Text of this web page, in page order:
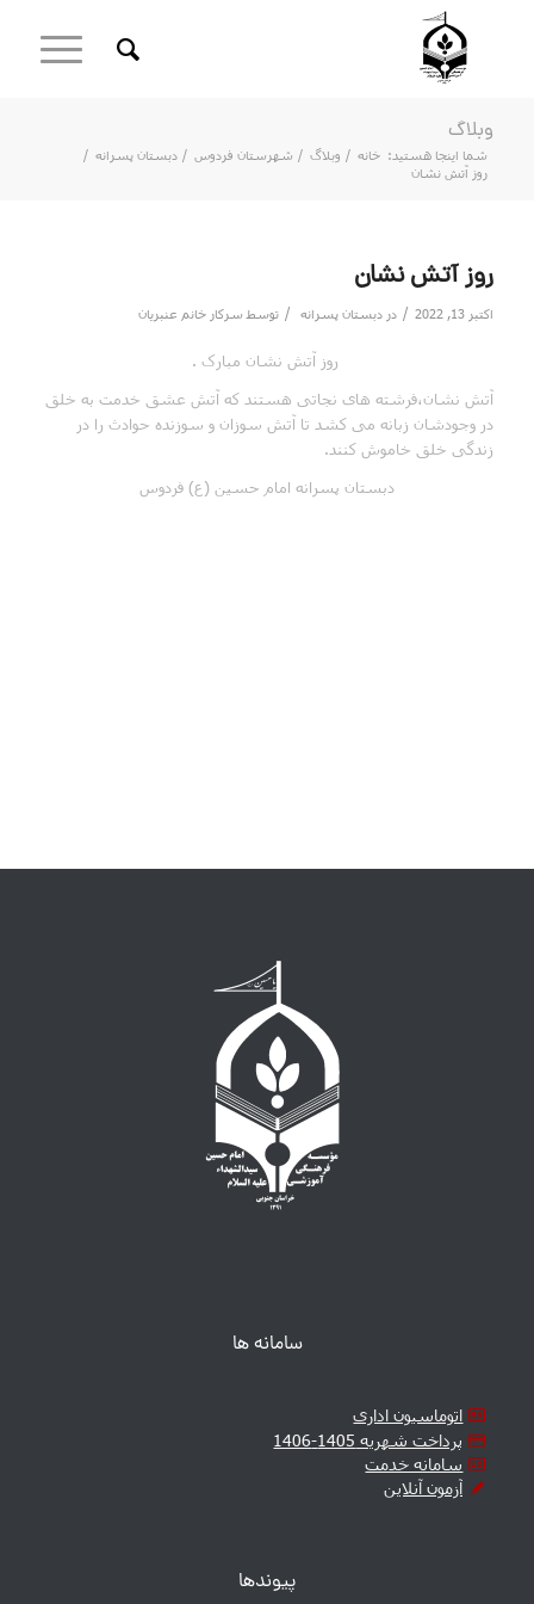
وبلاگ
شما اینجا هستید: خانه / وبلاگ / شهرستان فردوس / دبستان پسرانه /
روز آتش نشان
روز آتش نشان
اکتبر 13, 2022 / در دبستان پسرانه / توسط سرکار خانم عنبریان
روز آتش نشان مبارک .
آتش نشان،فرشته های نجاتی هستند که آتش عشق خدمت به خلق
در وجودشان زبانه می کشد تا آتش سوزان و سوزنده حوادث را در
زندگی خلق خاموش کنند.
دبستان پسرانه امام حسین (ع) فردوس
سامانه ها
اتوماسیون اداری
پرداخت شهریه 1405-1406
سامانه خدمت
آزمون آنلاین
پیوندها